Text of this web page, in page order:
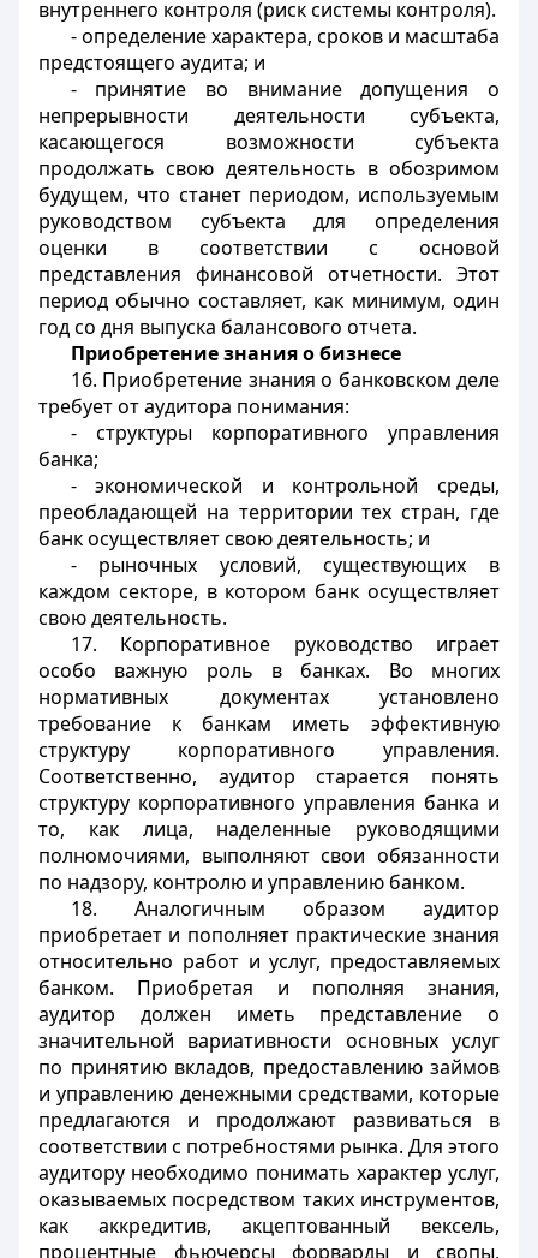
внутреннего контроля (риск системы контроля).
- определение характера, сроков и масштаба
предстоящего аудита; и
- принятие во внимание допущения о
непрерывности деятельности субъекта,
касающегося возможности субъекта
продолжать свою деятельность в обозримом
будущем, что станет периодом, используемым
руководством субъекта для определения
оценки в соответствии с основой
представления финансовой отчетности. Этот
период обычно составляет, как минимум, один
год со дня выпуска балансового отчета.
Приобретение знания о бизнесе
16. Приобретение знания о банковском деле
требует от аудитора понимания:
- структуры корпоративного управления
банка;
- экономической и контрольной среды,
преобладающей на территории тех стран, где
банк осуществляет свою деятельность; и
- рыночных условий, существующих в
каждом секторе, в котором банк осуществляет
свою деятельность.
17. Корпоративное руководство играет
особо важную роль в банках. Во многих
нормативных документах установлено
требование к банкам иметь эффективную
структуру корпоративного управления.
Соответственно, аудитор старается понять
структуру корпоративного управления банка и
то, как лица, наделенные руководящими
полномочиями, выполняют свои обязанности
по надзору, контролю и управлению банком.
18. Аналогичным образом аудитор
приобретает и пополняет практические знания
относительно работ и услуг, предоставляемых
банком. Приобретая и пополняя знания,
аудитор должен иметь представление о
значительной вариативности основных услуг
по принятию вкладов, предоставлению займов
и управлению денежными средствами, которые
предлагаются и продолжают развиваться в
соответствии с потребностями рынка. Для этого
аудитору необходимо понимать характер услуг,
оказываемых посредством таких инструментов,
как аккредитив, акцептованный вексель,
процентные фьючерсы форварды и свопы,